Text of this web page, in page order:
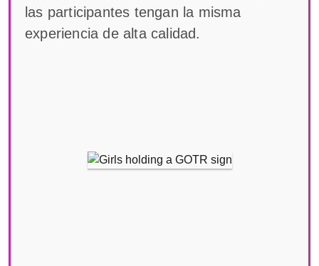
las participantes tengan la misma
experiencia de alta calidad.